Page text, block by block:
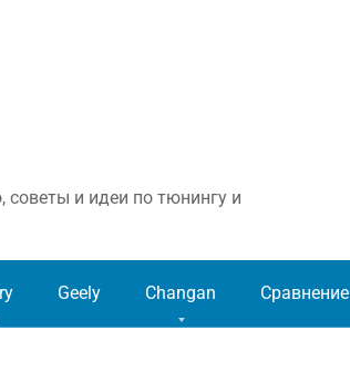
и идеи по тюнингу и
Geely Changan Сравнение